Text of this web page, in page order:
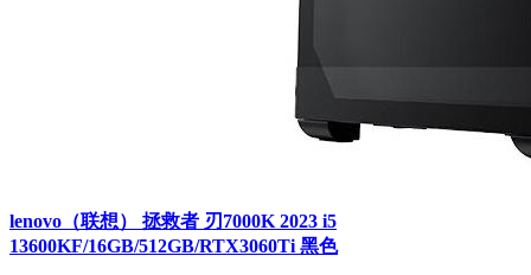
lenovo（联想） 拯救者 刃7000K 2023 i5
13600KF/16GB/512GB/RTX3060Ti 黑色